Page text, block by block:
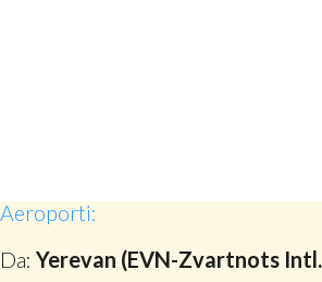
Aeroporti:
Da: Yerevan (EVN-Zvartnots